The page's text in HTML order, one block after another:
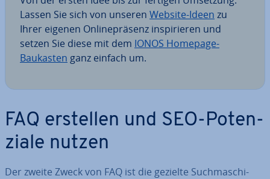
Lassen Sie sich von unseren Website-Ideen zu
Ihrer eigenen On­line­prä­senz in­spi­rie­ren und
setzen Sie diese mit dem IONOS Homepage-
Baukasten ganz einfach um.
FAQ erstellen und SEO-Po­ten­
zia­le nutzen
Der zweite Zweck von FAQ ist die gezielte Such­ma­schi­